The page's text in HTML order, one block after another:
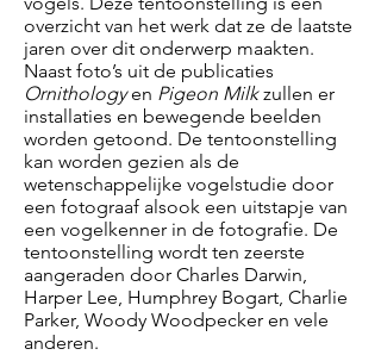
overzicht van het werk dat ze de laatste
jaren over dit onderwerp maakten.
Naast foto’s uit de publicaties
Ornithologyen Pigeon Milkzullen er
installaties en bewegende beelden
worden getoond. De tentoonstelling
kan worden gezien als de
wetenschappelijke vogelstudie door
een fotograaf alsook een uitstapje van
een vogelkenner in de fotografie. De
tentoonstelling wordt ten zeerste
aangeraden door Charles Darwin,
Harper Lee, Humphrey Bogart, Charlie
Parker, Woody Woodpecker en vele
anderen.